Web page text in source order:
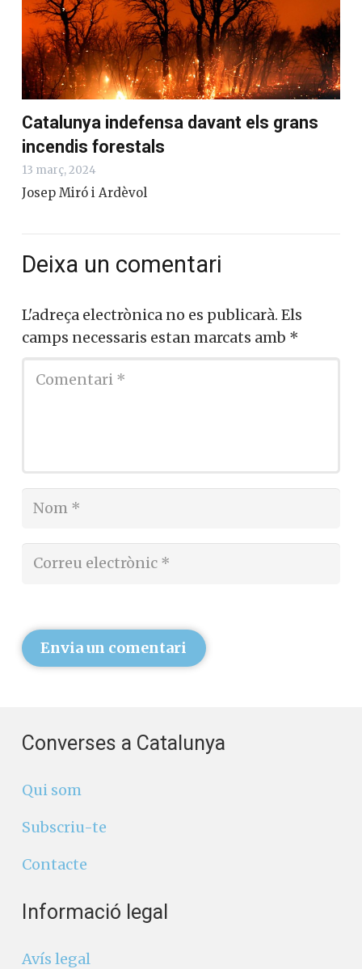
Catalunya indefensa davant els grans
incendis forestals
13 març, 2024
Josep Miró i Ardèvol
Deixa un comentari
L'adreça electrònica no es publicarà. Els
camps necessaris estan marcats amb *
Envia un comentari
Converses a Catalunya
Qui som
Subscriu-te
Contacte
Informació legal
Avís legal